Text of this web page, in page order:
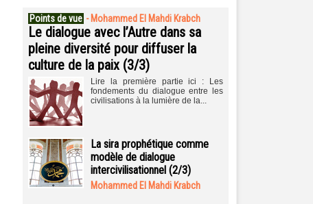
Points de vue - Mohammed El Mahdi Krabch
Le dialogue avec l’Autre dans sa
pleine diversité pour diffuser la
culture de la paix (3/3)
Lire la première partie ici : Les
fondements du dialogue entre les
civilisations à la lumière de la...
La sira prophétique comme
modèle de dialogue
intercivilisationnel (2/3)
Mohammed El Mahdi Krabch